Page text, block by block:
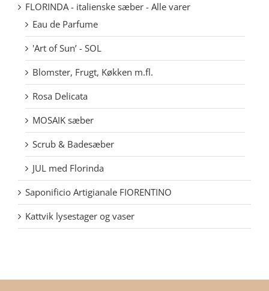
FLORINDA - italienske sæber - Alle varer
Eau de Parfume
'Art of Sun’ - SOL
Blomster, Frugt, Køkken m.fl.
Rosa Delicata
MOSAIK sæber
Scrub & Badesæber
JUL med Florinda
Saponificio Artigianale FIORENTINO
Kattvik lysestager og vaser